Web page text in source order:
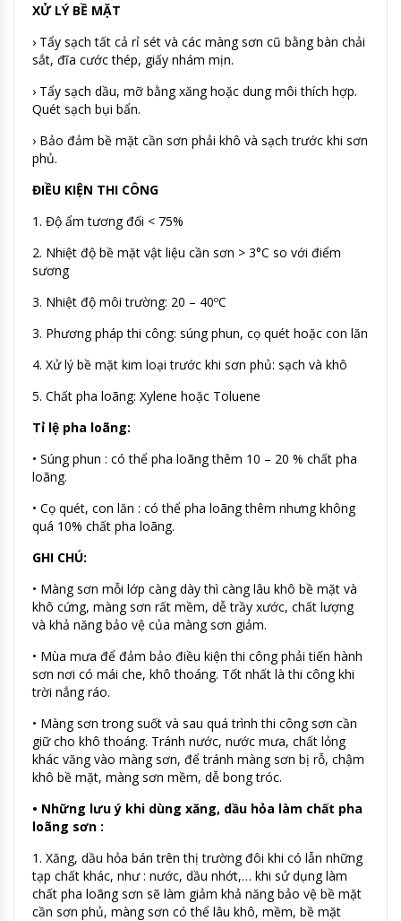
XỬ LÝ BỀ MẶT
› Tẩy sạch tất cả rỉ sét và các màng sơn cũ bằng bàn chải
sắt, đĩa cước thép, giấy nhám mịn.
› Tẩy sạch dầu, mỡ bằng xăng hoặc dung môi thích hợp.
Quét sạch bụi bẩn.
› Bảo đảm bề mặt cần sơn phải khô và sạch trước khi sơn
phủ.
ĐIỀU KIỆN THI CÔNG
1. Độ ẩm tương đối < 75%
2. Nhiệt độ bề mặt vật liệu cần sơn > 3°C so với điểm
sương
3. Nhiệt độ môi trường: 20 – 40ºC
3. Phương pháp thi công: súng phun, cọ quét hoặc con lăn
4. Xử lý bề mặt kim loại trước khi sơn phủ: sạch và khô
5. Chất pha loãng: Xylene hoặc Toluene
Tỉ lệ pha loãng:
• Súng phun : có thể pha loãng thêm 10 – 20 % chất pha
loãng.
• Cọ quét, con lăn : có thể pha loãng thêm nhưng không
quá 10% chất pha loãng.
GHI CHÚ:
• Màng sơn mỗi lớp càng dày thì càng lâu khô bề mặt và
khô cứng, màng sơn rất mềm, dễ trầy xước, chất lượng
và khả năng bảo vệ của màng sơn giảm.
• Mùa mưa để đảm bảo điều kiện thi công phải tiến hành
sơn nơi có mái che, khô thoáng. Tốt nhất là thi công khi
trời nắng ráo.
• Màng sơn trong suốt và sau quá trình thi công sơn cần
giữ cho khô thoáng. Tránh nước, nước mưa, chất lỏng
khác văng vào màng sơn, để tránh màng sơn bị rỗ, chậm
khô bề mặt, màng sơn mềm, dễ bong tróc.
• Những lưu ý khi dùng xăng, dầu hỏa làm chất pha
loãng sơn :
1. Xăng, dầu hỏa bán trên thị trường đôi khi có lẫn những
tạp chất khác, như : nước, dầu nhớt,… khi sử dụng làm
chất pha loãng sơn sẽ làm giảm khả năng bảo vệ bề mặt
cần sơn phủ, màng sơn có thể lâu khô, mềm, bề mặt